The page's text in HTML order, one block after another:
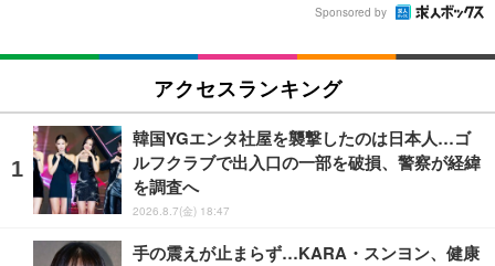
Sponsored by
アクセスランキング
韓国YGエンタ社屋を襲撃したのは日本人…ゴ
ルフクラブで出入口の一部を破損、警察が経緯
を調査へ
2026.8.7(金) 18:47
手の震えが止まらず…KARA・スンヨン、健康